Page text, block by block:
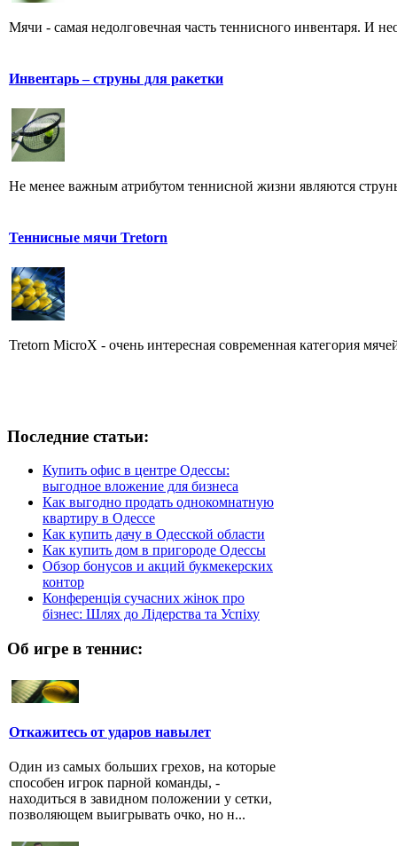
Мячи - самая недолговечная часть теннисного инвентаря. И
Инвентарь – струны для ракетки
Hе менее важным атрибутом теннисной жизни являются
Теннисные мячи Tretorn
Tretorn MicroX - очень интересная современная категория
Последние статьи:
Купить офис в центре Одессы:
выгодное вложение для бизнеса
Как выгодно продать однокомнатную
квартиру в Одессе
Как купить дачу в Одесской области
Как купить дом в пригороде Одессы
Обзор бонусов и акций букмекерских
контор
Конференція сучасних жінок про
бізнес: Шлях до Лідерства та Успіху
Об игре в теннис:
Откажитесь от ударов навылет
Один из самых больших грехов, на которые
способен игрок парной команды, -
находиться в завидном положении у сетки,
позволяющем выигрывать очко, но н...